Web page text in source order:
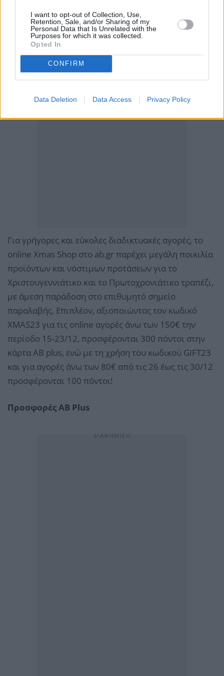
I want to opt-out of Collection, Use,
Retention, Sale, and/or Sharing of my
Personal Data that Is Unrelated with the
Purposes for which it was collected.
Opted In
CONFIRM
Data Deletion Data Access Privacy Policy
Για γρήγορες και εύκολες διαδικτυακές αγορές, το
online Xmas Shop στο ab.gr παρέχει μεγάλη ποικιλία
προϊόντων και νόστιμων προτάσεων για το
Χριστουγεννιάτικο και το Πρωτοχρονιάτικο τραπέζι,
με άμεση παράδοση στο επιθυμητό σημείο
παραλαβής. Επιπλέον, αξιοποιώντας τον κωδικό
XMAS23 για τις online αγορές άνω των 150€ την
περίοδο 15-23/12, προσφέρονται 300 πόντοι στην
κάρτα AB plus, ενώ με τη χρήση του κωδικού GIFT23
και για αγορές άνω των 80€ από τις 26 έως τις 30/12
προσφέρονται 100 πόντοι!
Προσφορές AB Plus